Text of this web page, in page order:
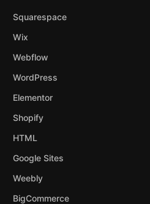
Squarespace
Wix
Webflow
WordPress
Elementor
Shopify
HTML
Google Sites
Weebly
BigCommerce